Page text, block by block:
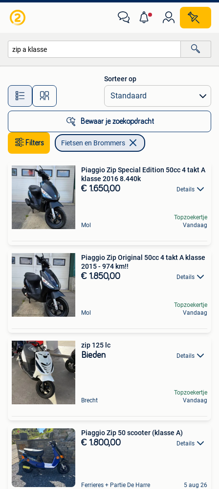
Alle afstanden…
Sorteer op
Bewaar je zoekopdracht
Filters Fietsen en Brommers
Piaggio Zip Special Edition 50cc 4 takt A
klasse 2016 8.440k
€ 1.650,00 Details
Mol
Topzoekertje
Vandaag
Piaggio Zip Original 50cc 4 takt A klasse
2015 - 974 km!!
€ 1.850,00 Details
Mol
Topzoekertje
Vandaag
zip 125 lc
Bieden Details
Brecht
Topzoekertje
Vandaag
Piaggio Zip 50 scooter (klasse A)
€ 1.800,00 Details
Ferrieres + Partie De Harre 5 aug 26